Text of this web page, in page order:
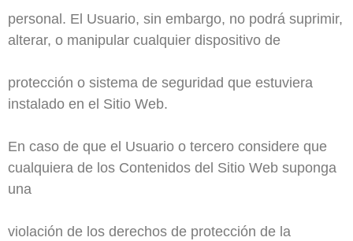
personal. El Usuario, sin embargo, no podrá suprimir,
alterar, o manipular cualquier dispositivo de
protección o sistema de seguridad que estuviera
instalado en el Sitio Web.
En caso de que el Usuario o tercero considere que
cualquiera de los Contenidos del Sitio Web suponga
una
violación de los derechos de protección de la